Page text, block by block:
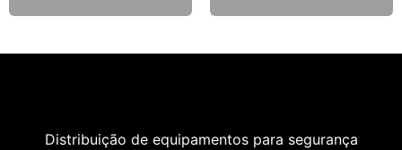
Distribuição de equipamentos para segurança